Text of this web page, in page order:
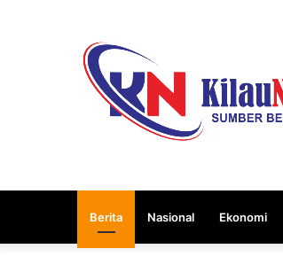
Berita Nasional Ekonomi